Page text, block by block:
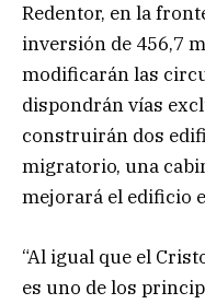
Redentor, en la
inversión de 456,7
modificarán las
dispondrán vías
construirán dos
migratorio, una
mejorará el edificio
“Al igual que el
es uno de los